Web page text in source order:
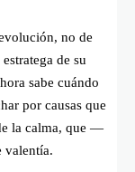
no de
de su
sabe cuándo
por causas que
la calma, que —
valentía.